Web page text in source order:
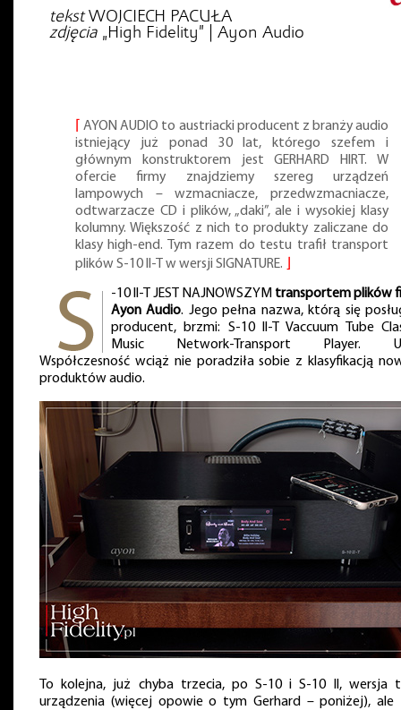
tekstWOJCIECH PACUŁA
zdjęcia „High Fidelity” | Ayon Audio
⌈AYON AUDIO to austriacki producent z branży audio
istniejący już ponad 30 lat, którego szefem i
głównym konstruktorem jest GERHARD HIRT. W
ofercie firmy znajdziemy szereg urządzeń
lampowych – wzmacniacze, przedwzmacniacze,
odtwarzacze CD i plików, „daki”, ale i wysokiej klasy
kolumny. Większość z nich to produkty zaliczane do
klasy high-end. Tym razem do testu trafił transport
plików S-10 II-T w wersji SIGNATURE.
-10 II-T JEST NAJNOWSZYM transportem plików
Ayon Audio. Jego pełna nazwa, którą się
producent, brzmi: S-10 II-T Vaccuum Tube
Music Network-Transport Player.
Współczesność wciąż nie poradziła sobie z klasyfikacją
produktów audio.
To kolejna, już chyba trzecia, po S-10 i S-10 II, wersja
urządzenia (więcej opowie o tym Gerhard – poniżej), ale